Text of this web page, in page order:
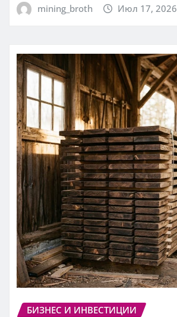
mining_broth Июл 17, 2026
БИЗНЕС И ИНВЕСТИЦИИ